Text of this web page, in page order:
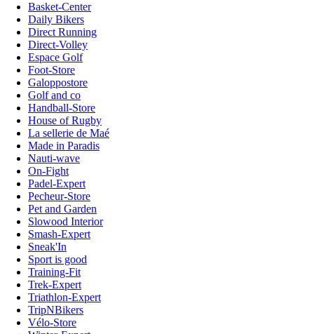
Basket-Center
Daily Bikers
Direct Running
Direct-Volley
Espace Golf
Foot-Store
Galoppostore
Golf and co
Handball-Store
House of Rugby
La sellerie de Maé
Made in Paradis
Nauti-wave
On-Fight
Padel-Expert
Pecheur-Store
Pet and Garden
Slowood Interior
Smash-Expert
Sneak'In
Sport is good
Training-Fit
Trek-Expert
Triathlon-Expert
TripNBikers
Vélo-Store